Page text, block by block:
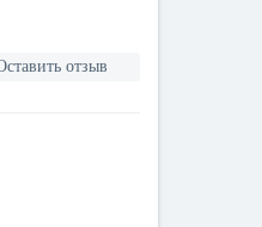
отзыв